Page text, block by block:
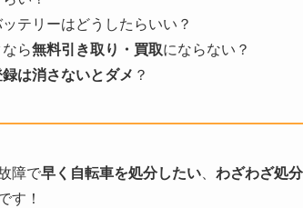
テリーはどうしたらいい？
ら無料引き取り・買取にならない？
録は消さないとダメ ？
障で早く自転車を処分したい わざわざ処
す！